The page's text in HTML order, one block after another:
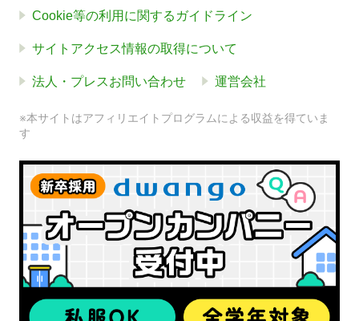
Cookie等の利用に関するガイドライン
サイトアクセス情報の取得について
法人・プレスお問い合わせ 運営会社
※本サイトはアフィリエイトプログラムによる収益を得ていま
す